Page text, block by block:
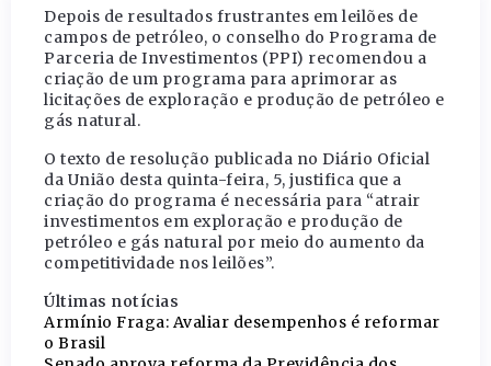
Depois de resultados frustrantes em leilões de
campos de petróleo, o conselho do Programa de
Parceria de Investimentos (PPI) recomendou a
criação de um programa para aprimorar as
licitações de exploração e produção de petróleo e
gás natural.
O texto de resolução publicada no Diário Oficial
da União desta quinta-feira, 5, justifica que a
criação do programa é necessária para “atrair
investimentos em exploração e produção de
petróleo e gás natural por meio do aumento da
competitividade nos leilões”.
Últimas notícias
Armínio Fraga: Avaliar desempenhos é reformar
o Brasil